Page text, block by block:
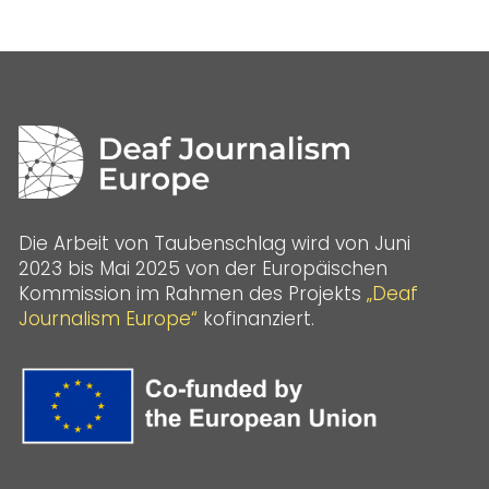
Die Arbeit von Taubenschlag wird von Juni
2023 bis Mai 2025 von der Europäischen
Kommission im Rahmen des Projekts „Deaf
Journalism Europe“ kofinanziert.